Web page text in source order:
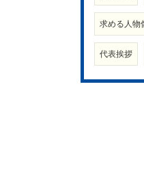
求める人物
代表挨拶